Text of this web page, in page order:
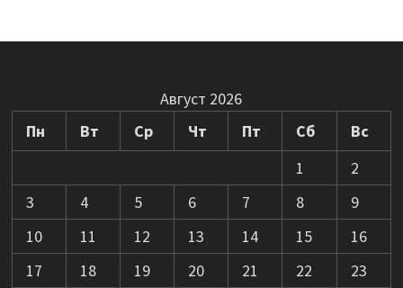
Август 2026
Пн
Вт Ср Чт Пт Сб
Вс
1
2
3
4 5 6 7 8
9
10
11 12 13 14 15
16
17
18 19 20 21 22
23